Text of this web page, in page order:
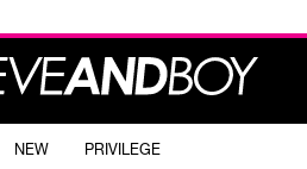
NEW PRIVILEGE